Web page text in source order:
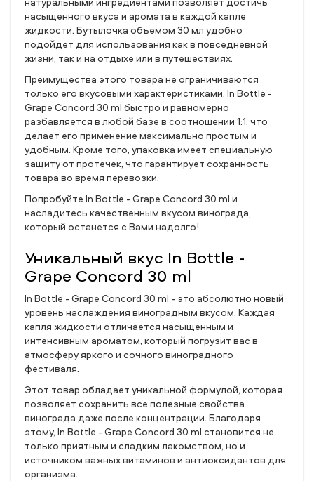
насыщенного вкуса и аромата в каждой капле
жидкости. Бутылочка объемом 30 мл удобно
подойдет для использования как в повседневной
жизни, так и на отдыхе или в путешествиях.
Преимущества этого товара не ограничиваются
только его вкусовыми характеристиками. In Bottle -
Grape Concord 30 ml быстро и равномерно
разбавляется в любой базе в соотношении 1:1, что
делает его применение максимально простым и
удобным. Кроме того, упаковка имеет специальную
защиту от протечек, что гарантирует сохранность
товара во время перевозки.
Попробуйте In Bottle - Grape Concord 30 ml и
насладитесь качественным вкусом винограда,
который останется с Вами надолго!
Уникальный вкус In Bottle -
Grape Concord 30 ml
In Bottle - Grape Concord 30 ml - это абсолютно новый
уровень наслаждения виноградным вкусом. Каждая
капля жидкости отличается насыщенным и
интенсивным ароматом, который погрузит вас в
атмосферу яркого и сочного виноградного
фестиваля.
Этот товар обладает уникальной формулой, которая
позволяет сохранить все полезные свойства
винограда даже после концентрации. Благодаря
этому, In Bottle - Grape Concord 30 ml становится не
только приятным и сладким лакомством, но и
источником важных витаминов и антиоксидантов для
организма.